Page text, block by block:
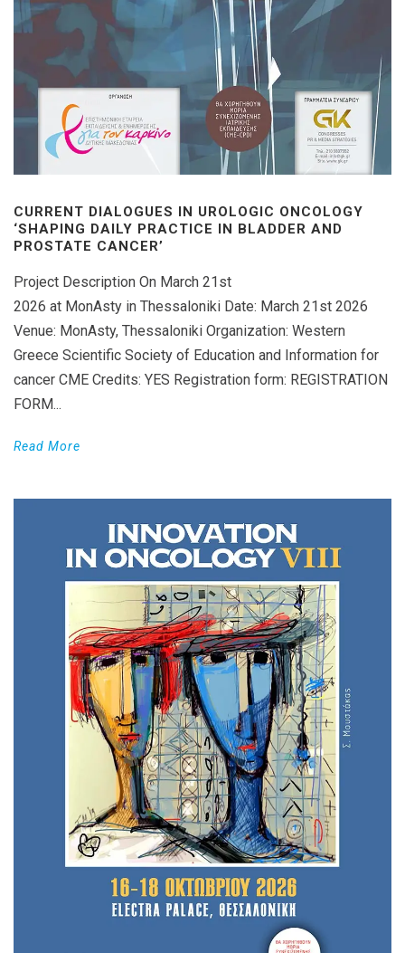
CURRENT DIALOGUES IN UROLOGIC ONCOLOGY
‘SHAPING DAILY PRACTICE IN BLADDER AND
PROSTATE CANCER’
Project Description On March 21st
2026 at MonAsty in Thessaloniki Date: March 21st 2026
Venue: MonAsty, Thessaloniki Organization: Western
Greece Scientific Society of Education and Information for
cancer CME Credits: YES Registration form: REGISTRATION
FORM...
Read More